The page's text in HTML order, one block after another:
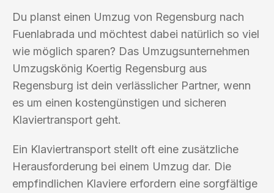
Du planst einen Umzug von Regensburg nach
Fuenlabrada und möchtest dabei natürlich so viel
wie möglich sparen? Das Umzugsunternehmen
Umzugskönig Koertig Regensburg aus
Regensburg ist dein verlässlicher Partner, wenn
es um einen kostengünstigen und sicheren
Klaviertransport geht.
Ein Klaviertransport stellt oft eine zusätzliche
Herausforderung bei einem Umzug dar. Die
empfindlichen Klaviere erfordern eine sorgfältige